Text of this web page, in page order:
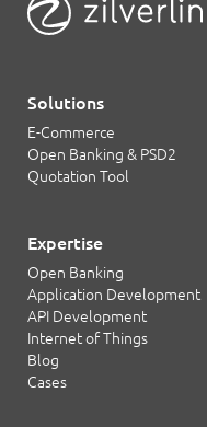
Solutions
E-Commerce
Open Banking & PSD2
Quotation Tool
Expertise
Open Banking
Application Development
API Development
Internet of Things
Blog
Cases